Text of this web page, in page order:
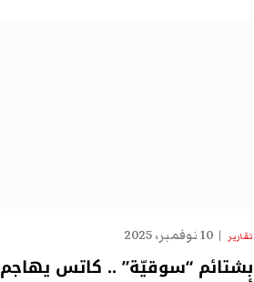
تقارير 10 نوفمبر، 2025
بشتائم “سوقيّة” .. كاتس يهاجم